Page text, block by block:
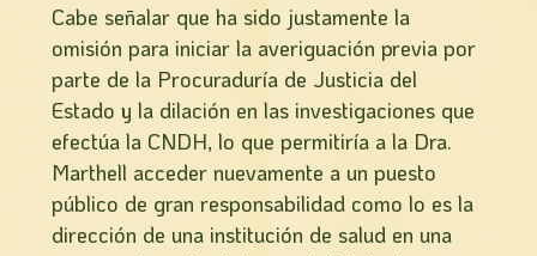
Cabe señalar que ha sido justamente la
omisión para iniciar la averiguación previa por
parte de la Procuradurí­a de Justicia del
Estado y la dilación en las investigaciones que
efectúa la CNDH, lo que permitirí­a a la Dra.
Marthell acceder nuevamente a un puesto
público de gran responsabilidad como lo es la
dirección de una institución de salud en una